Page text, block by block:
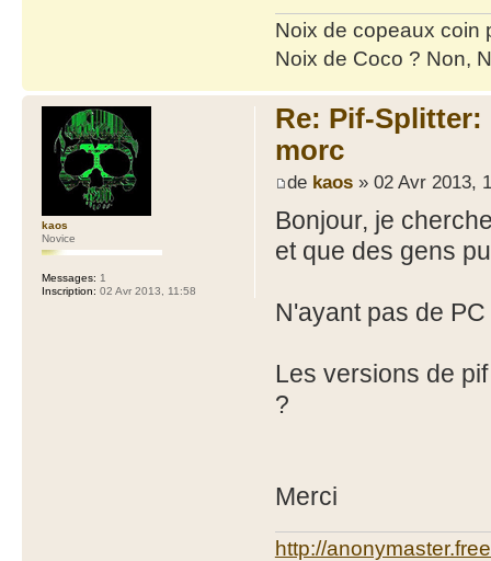
Noix de copeaux coin
Noix de Coco ? Non,
Re: Pif-
morc
de kaos» 02 Avr 2013,
Bonjour, je
et que des gens
N'ayant pas de
Les versions de
?
Merci
http://
kaos
Novice
Messages: 1
Inscription: 02 Avr 2013, 11:58